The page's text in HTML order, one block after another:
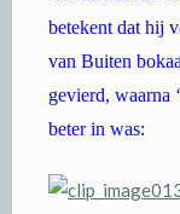
betekent dat hij
van Buiten
gevierd, waarna
beter in was: